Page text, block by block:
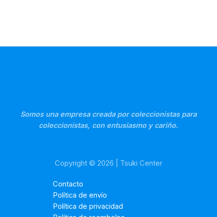
Somos una empresa creada por coleccionistas para
coleccionistas, con entusiasmo y cariño.
Copyright © 2026 | Tsuki Center
Contacto
Política de envío
Política de privacidad